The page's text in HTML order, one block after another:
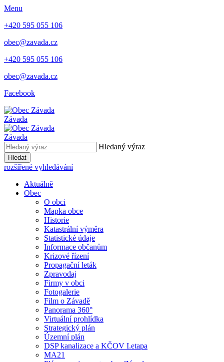
Menu
+420 595 055 106
obec@zavada.cz
+420 595 055 106
obec@zavada.cz
Facebook
Závada
Závada
Hledaný výraz
Hledat
rozšířené vyhledávání
Aktuálně
Obec
O obci
Mapka obce
Historie
Katastrální výměra
Statistické údaje
Informace občanům
Krizové řízení
Propagační leták
Zpravodaj
Firmy v obci
Fotogalerie
Film o Závadě
Panorama 360°
Virtuální prohlídka
Strategický plán
Územní plán
DSP kanalizace a KČOV I.etapa
MA21